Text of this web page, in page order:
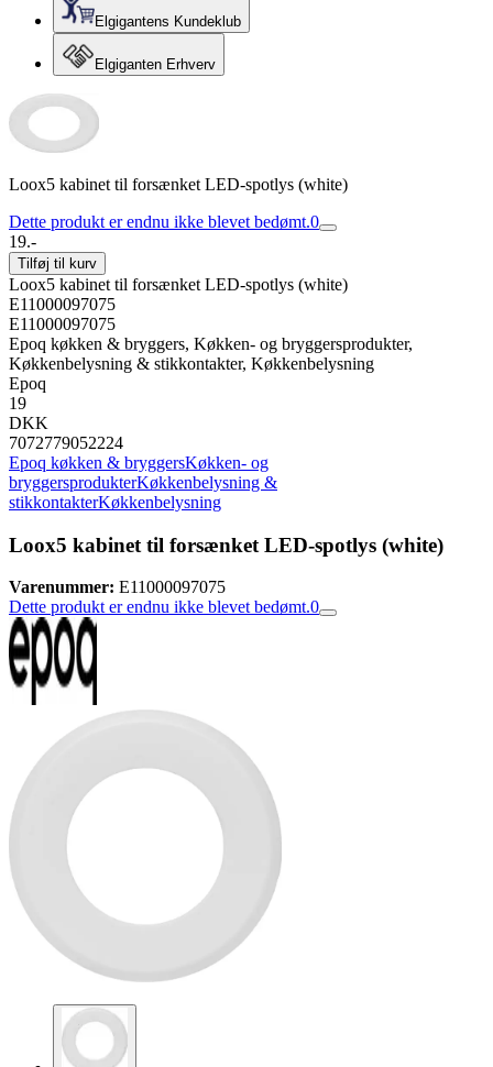
Elgigantens Kundeklub
Elgiganten Erhverv
Loox5 kabinet til forsænket LED-spotlys (white)
Dette produkt er endnu ikke blevet bedømt.0
19.-
Tilføj til kurv
Loox5 kabinet til forsænket LED-spotlys (white)
E11000097075
E11000097075
Epoq køkken & bryggers, Køkken- og bryggersprodukter,
Køkkenbelysning & stikkontakter, Køkkenbelysning
Epoq
19
DKK
7072779052224
Epoq køkken & bryggersKøkken- og
bryggersprodukterKøkkenbelysning &
stikkontakterKøkkenbelysning
Loox5 kabinet til forsænket LED-spotlys (white)
Varenummer: E11000097075
Dette produkt er endnu ikke blevet bedømt.0